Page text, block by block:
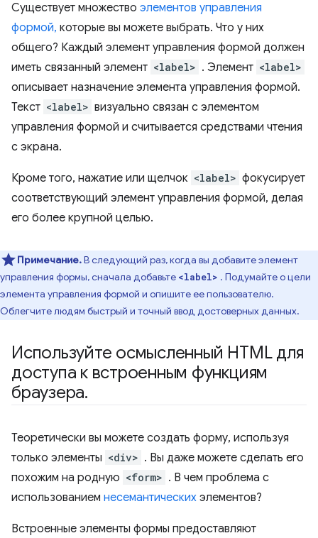
Существует множество элементов управления
формой, которые вы можете выбрать. Что у них
общего? Каждый элемент управления формой должен
иметь связанный элемент <label> . Элемент <label>
описывает назначение элемента управления формой.
Текст <label> визуально связан с элементом
управления формой и считывается средствами чтения
с экрана.
Кроме того, нажатие или щелчок <label> фокусирует
соответствующий элемент управления формой, делая
его более крупной целью.
Примечание.В следующий раз, когда вы добавите элемент
управления формы, сначала добавьте <label> . Подумайте о цели
элемента управления формой и опишите ее пользователю.
Облегчите людям быстрый и точный ввод достоверных данных.
Используйте осмысленный HTML для
доступа к встроенным функциям
браузера.
Теоретически вы можете создать форму, используя
только элементы <div> . Вы даже можете сделать его
похожим на родную <form> . В чем проблема с
использованием несемантических элементов?
Встроенные элементы формы предоставляют